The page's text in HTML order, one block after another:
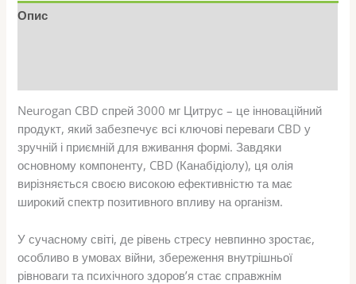
Опис
Neurogan CBD спрей 3000 мг Цитрус – це інноваційний
продукт, який забезпечує всі ключові переваги CBD у
зручній і приємній для вживання формі. Завдяки
основному компоненту, CBD (Канабідіолу), ця олія
вирізняється своєю високою ефективністю та має
широкий спектр позитивного впливу на організм.
У сучасному світі, де рівень стресу невпинно зростає,
особливо в умовах війни, збереження внутрішньої
рівноваги та психічного здоров’я стає справжнім